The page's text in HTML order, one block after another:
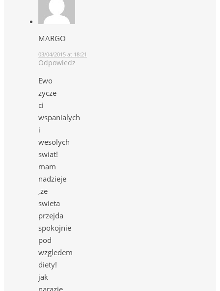
MARGO
03/04/2015 at 18:21
Odpowiedz
Ewo
zycze
ci
wspanialych
i
wesolych
swiat!
mam
nadzieje
,ze
swieta
przejda
spokojnie
pod
wzgledem
diety!
jak
narazie